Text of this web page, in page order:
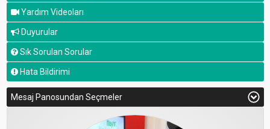
Yardım Videoları
Duyurular
Sık Sorulan Sorular
Hata Bildirimi
Mesaj Panosundan Seçmeler